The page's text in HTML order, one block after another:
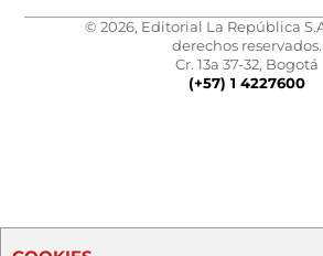
© 2026, Editorial La República
derechos reservados.
Cr. 13a 37-32, Bogotá
(+57) 1 4227600